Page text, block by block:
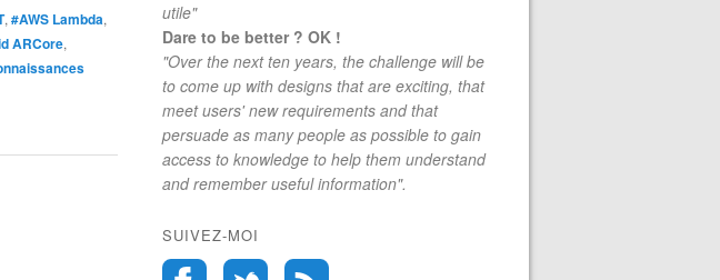
, #AWS Lambda,
ARCore,
utile"
Dare to be better ? OK !
"Over the next ten years, the challenge will be
to come up with designs that are exciting, that
meet users' new requirements and that
persuade as many people as possible to gain
access to knowledge to help them understand
and remember useful information".
SUIVEZ-MOI